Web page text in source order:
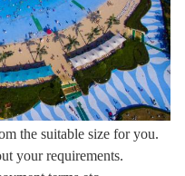
the suitable size for you.
your requirements.